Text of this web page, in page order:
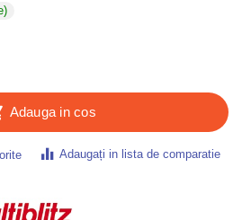
Adauga in cos
Adaugați in lista de comparatie